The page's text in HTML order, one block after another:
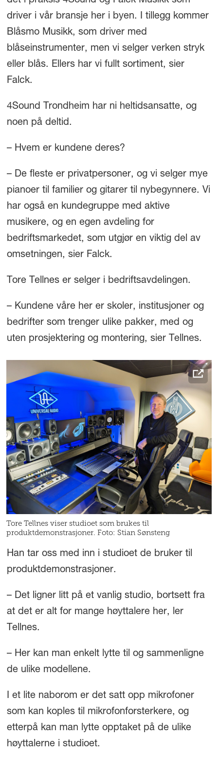
driver i vår bransje her i byen. I tillegg kommer
Blåsmo Musikk, som driver med
blåseinstrumenter, men vi selger verken stryk
eller blås. Ellers har vi fullt sortiment, sier
Falck.
4Sound Trondheim har ni heltidsansatte, og
noen på deltid.
– Hvem er kundene deres?
– De fleste er privatpersoner, og vi selger mye
pianoer til familier og gitarer til nybegynnere. Vi
har også en kundegruppe med aktive
musikere, og en egen avdeling for
bedriftsmarkedet, som utgjør en viktig del av
omsetningen, sier Falck.
Tore Tellnes er selger i bedriftsavdelingen.
– Kundene våre her er skoler, institusjoner og
bedrifter som trenger ulike pakker, med og
uten prosjektering og montering, sier Tellnes.
Tore Tellnes viser studioet som brukes til
produktdemonstrasjoner. Foto: Stian Sønsteng
Han tar oss med inn i studioet de bruker til
produktdemonstrasjoner.
– Det ligner litt på et vanlig studio, bortsett fra
at det er alt for mange høyttalere her, ler
Tellnes.
– Her kan man enkelt lytte til og sammenligne
de ulike modellene.
I et lite naborom er det satt opp mikrofoner
som kan koples til mikrofonforsterkere, og
etterpå kan man lytte opptaket på de ulike
høyttalerne i studioet.